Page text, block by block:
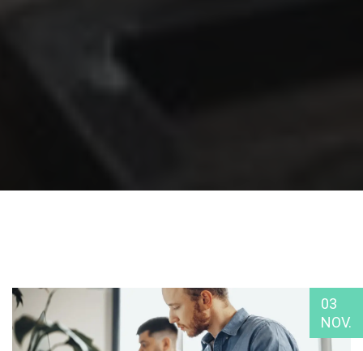
03
NOV.